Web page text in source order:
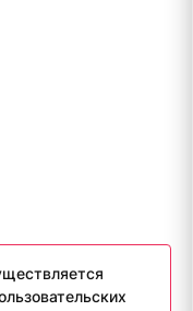
защищены.